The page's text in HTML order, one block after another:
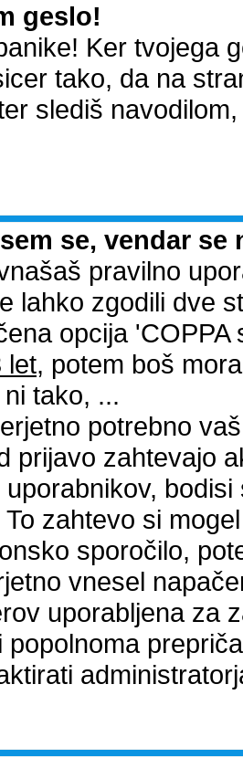
geslo!
Ker tvojega
tako, da na
slediš
se, vendar
pravilno
lahko zgodili dve
opcija
let, potem boš
tako, ...
potrebno
prijavo zahtevajo
zahtevo si
sporočilo,
vnesel
uporabljena za
popolnoma